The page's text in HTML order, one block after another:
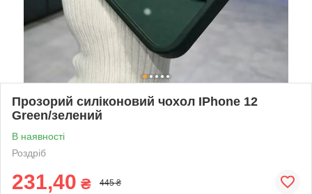
Прозорий силіконовий чохол IPhone 12
Green/зелений
В наявності
Роздріб
231,40 ₴ 445 ₴